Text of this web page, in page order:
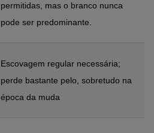
permitidas, mas o branco nunca
pode ser predominante.
Escovagem regular necessária;
perde bastante pelo, sobretudo na
época da muda